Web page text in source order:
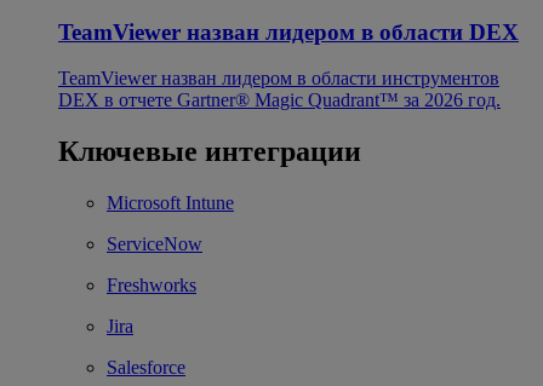
TeamViewer назван лидером в области DEX
TeamViewer назван лидером в области инструментов
DEX в отчете Gartner® Magic Quadrant™ за 2026 год.
Ключевые интеграции
Microsoft Intune
ServiceNow
Freshworks
Jira
Salesforce